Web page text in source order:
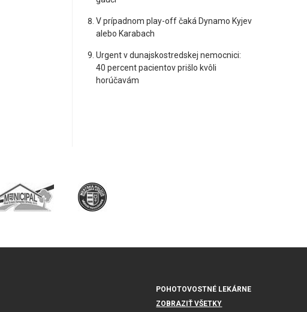
V prípadnom play-off čaká Dynamo Kyjev
alebo Karabach
Urgent v dunajskostredskej nemocnici:
40 percent pacientov prišlo kvôli
horúčavám
POHOTOVOSTNÉ LEKÁRNE
ZOBRAZIŤ VŠETKY